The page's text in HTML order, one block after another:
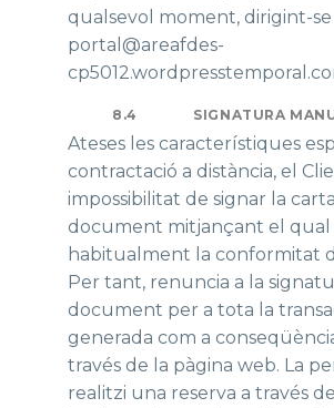
qualsevol moment, dirigint-se
portal@areafdes-
8.4 SIGNATURA
Ateses les característiques
contractació a distància, el
impossibilitat de signar la
document mitjançant el qual
habitualment la conformitat
Per tant, renuncia a la
document per a tota la
generada com a
través de la pàgina web. La
realitzi una reserva a través